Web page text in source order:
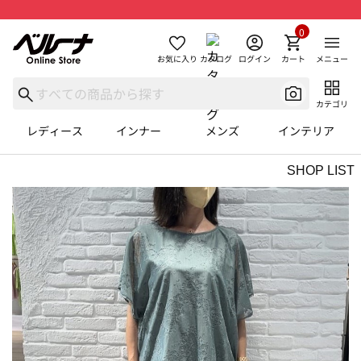
お気に入り カタログ ログイン カート
0
メニュー
カテゴリ
レディース インナー メンズ インテリア
SHOP LIST